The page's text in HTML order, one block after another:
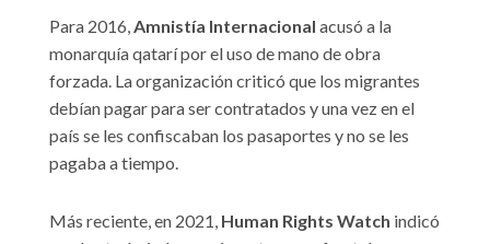
Para 2016,Amnistía Internacional acusó a la
monarquía qatarí por el uso de mano de obra
forzada. La organización criticó que los migrantes
debían pagar para ser contratados y una vez en el
país se les confiscaban los pasaportes y no se les
pagaba a tiempo.
Más reciente, en 2021, Human Rights Watch indicó